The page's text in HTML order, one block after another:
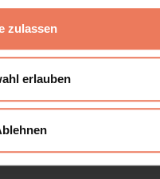
zulassen
erlauben